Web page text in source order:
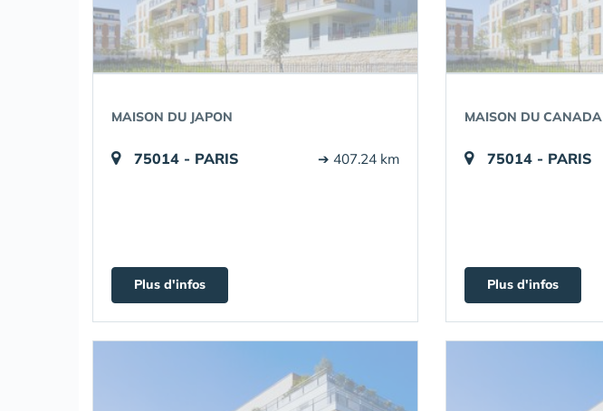
MAISON DU JAPON
75014 - PARIS ➔ 407.24 km
Plus d'infos
MAISON DU CANADA
75014 - PARIS
Plus d'infos